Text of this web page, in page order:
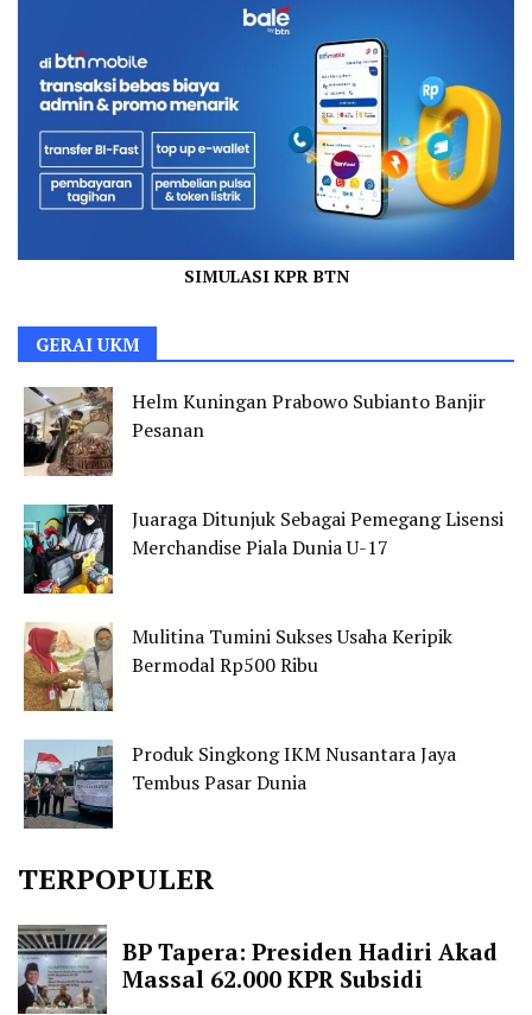
SIMULASI KPR BTN
GERAI UKM
Helm Kuningan Prabowo Subianto Banjir
Pesanan
Juaraga Ditunjuk Sebagai Pemegang Lisensi
Merchandise Piala Dunia U-17
Mulitina Tumini Sukses Usaha Keripik
Bermodal Rp500 Ribu
Produk Singkong IKM Nusantara Jaya
Tembus Pasar Dunia
TERPOPULER